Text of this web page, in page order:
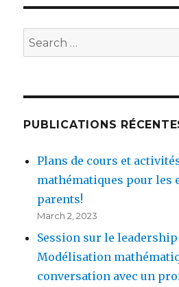
Search
for:
PUBLICATIONS
Plans de cours et
mathématiques pour les
parents!
March 2, 2023
Session sur le
Modélisation
conversation avec un